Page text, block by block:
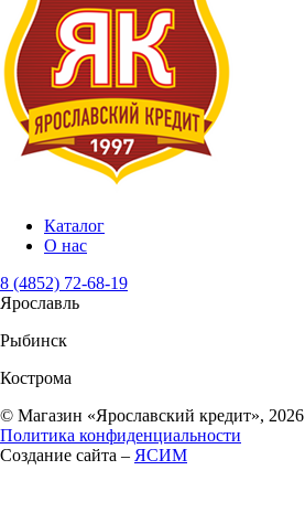
Каталог
О нас
8 (4852) 72-68-19
Ярославль
Рыбинск
Кострома
© Магазин «Ярославский кредит», 2026
Политика конфиденциальности
Создание сайта – ЯСИМ